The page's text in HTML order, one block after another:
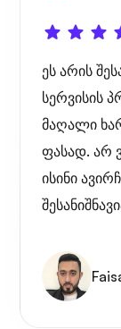
ეს არის
სერვისის
მაღალი
ფასად. არ
ისინი